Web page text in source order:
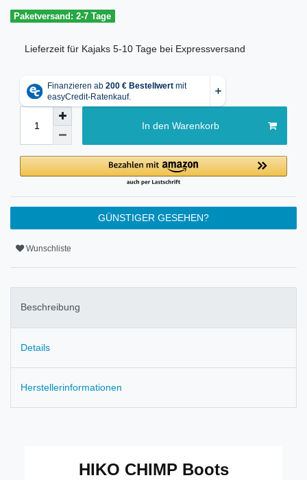
Paketversand: 2-7 Tage
Lieferzeit für Kajaks 5-10 Tage bei Expressversand
In den Warenkorb
GÜNSTIGER GESEHEN?
Wunschliste
Beschreibung
Details
Herstellerinformationen
HIKO CHIMP Boots